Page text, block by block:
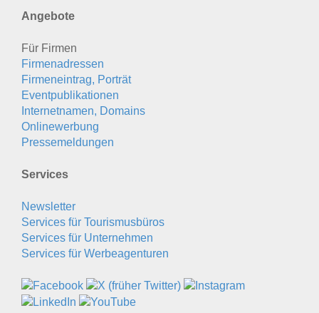
Angebote
Für Firmen
Firmenadressen
Firmeneintrag, Porträt
Eventpublikationen
Internetnamen, Domains
Onlinewerbung
Pressemeldungen
Services
Newsletter
Services für Tourismusbüros
Services für Unternehmen
Services für Werbeagenturen